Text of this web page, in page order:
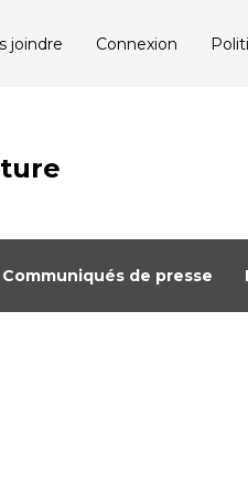
joindre Connexion
Communiqués de presse